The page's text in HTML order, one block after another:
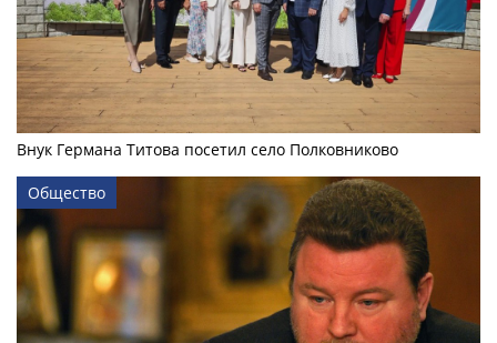
Внук Германа Титова посетил село Полковниково
Общество